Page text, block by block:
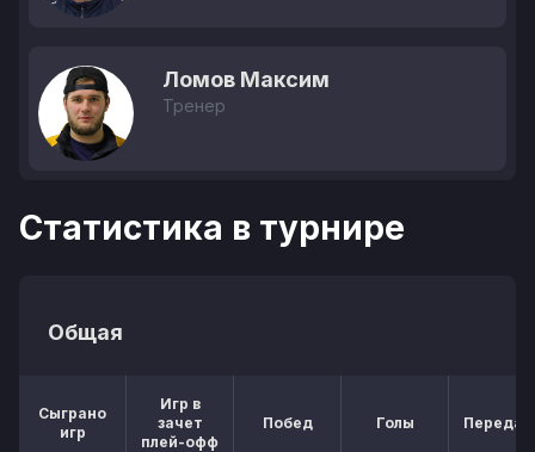
Ломов Максим
Тренер
Статистика в турнире
Общая
Сыграно
игр
Игр в
зачет
плей-офф
Побед Голы